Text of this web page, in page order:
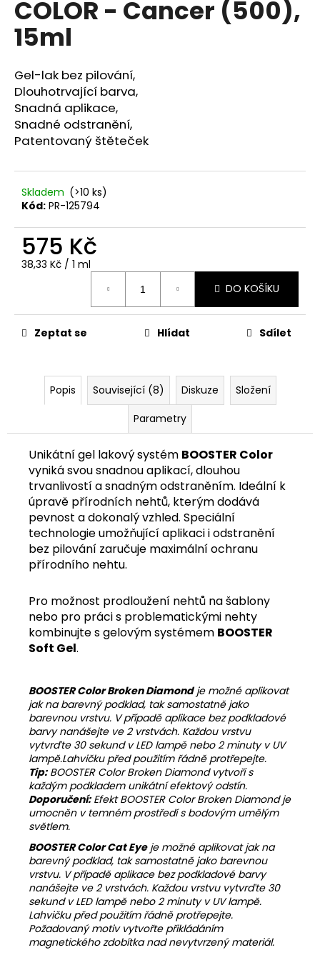
COLOR - Cancer (500),
15ml
Gel-lak bez pilování,
Dlouhotrvající barva,
Snadná aplikace,
Snadné odstranění,
Patentovaný štěteček
Skladem (>10 ks)
Kód: PR-125794
575 Kč
Měrná
38,33 Kč / 1 ml
DO KOŠÍKU
Zeptat se Hlídat Sdílet
Popis Související (8) Diskuze
Složení
Parametry
Unikátní gel lakový systém BOOSTER Color
vyniká svou snadnou aplikací, dlouhou
trvanlivostí a snadným odstraněním. Ideální k
úpravě přírodních nehtů, kterým dodává
pevnost a dokonalý vzhled. Speciální
technologie umožňující aplikaci i odstranění
bez pilování zaručuje maximální ochranu
přírodního nehtu.
Pro možnost prodloužení nehtů na šablony
nebo pro práci s problematickými nehty
kombinujte s gelovým systémem BOOSTER
Soft Gel.
BOOSTER Color Broken Diamondje možné aplikovat
jak na barevný podklad, tak samostatně jako
barevnou vrstvu. V případě aplikace bez podkladové
barvy nanášejte ve 2 vrstvách. Každou vrstvu
vytvrďte 30 sekund v LED lampě nebo 2 minuty v UV
lampě.Lahvičku před použitím řádně protřepejte.
Tip:BOOSTER Color Broken Diamond vytvoří s
každým podkladem unikátní efektový odstín.
Doporučení:Efekt BOOSTER Color Broken Diamond je
umocněn v temném prostředí s bodovým umělým
světlem.
BOOSTER Color Cat Eyeje možné aplikovat jak na
barevný podklad, tak samostatně jako barevnou
vrstvu. V případě aplikace bez podkladové barvy
nanášejte ve 2 vrstvách. Každou vrstvu vytvrďte 30
sekund v LED lampě nebo 2 minuty v UV lampě.
Lahvičku před použitím řádně protřepejte.
Požadovaný motiv vytvořte přikládáním
magnetického zdobítka nad nevytvrzený materiál.
a
j
t
?
D
p
u